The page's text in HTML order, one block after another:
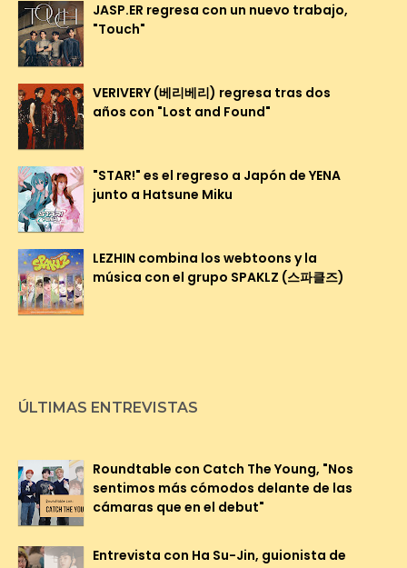
JASP.ER regresa con un nuevo trabajo,
"Touch"
VERIVERY (베리베리) regresa tras dos
años con "Lost and Found"
"STAR!" es el regreso a Japón de YENA
junto a Hatsune Miku
LEZHIN combina los webtoons y la
música con el grupo SPAKLZ (스파클즈)
ÚLTIMAS ENTREVISTAS
Roundtable con Catch The Young, "Nos
sentimos más cómodos delante de las
cámaras que en el debut"
Entrevista con Ha Su-Jin, guionista de